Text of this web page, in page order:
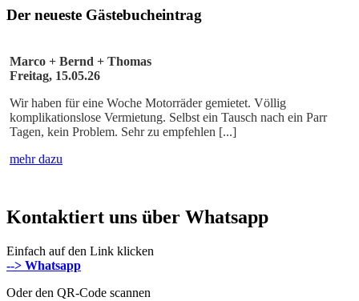
Der neueste Gästebucheintrag
Marco + Bernd + Thomas
Freitag, 15.05.26
Wir haben für eine Woche Motorräder gemietet. Völlig
komplikationslose Vermietung. Selbst ein Tausch nach ein Parr
Tagen, kein Problem. Sehr zu empfehlen [...]
mehr dazu
Kontaktiert uns über Whatsapp
Einfach auf den Link klicken
--> Whatsapp
Oder den QR-Code scannen